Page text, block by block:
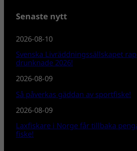
Senaste nytt
2026-08-10
Svenska Livräddningssällskapet
drunknade 2026!
2026-08-09
Så påverkas gäddan av sportfiske!
2026-08-09
Laxfiskare i Norge får tillbaka
fiske!